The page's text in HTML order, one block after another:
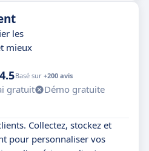
les
mieux
4.5Basé sur +200 avis
gratuit
Démo gratuite
Collectez, stockez et
pour personnaliser vos